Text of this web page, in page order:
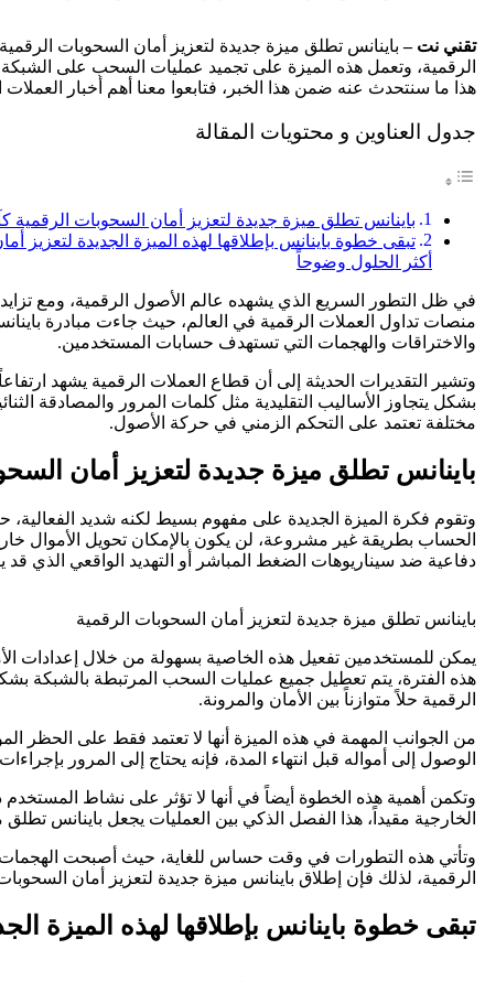
تقني نت – باينانس تطلق ميزة جديدة لتعزيز أمان السحوبات
الرقمية، وتعمل هذه الميزة على تجميد عمليات السحب على
هذا ما سنتحدث عنه ضمن هذا الخبر، فتابعوا معنا أهم أخبار العملات
جدول العناوين و محتويات المقالة
باينانس تطلق ميزة جديدة لتعزيز أمان السحوبات الرقمية
تبقى خطوة باينانس بإطلاقها لهذه الميزة الجديدة لتعزيز
أكثر الحلول وضوحاً
في ظل التطور السريع الذي يشهده عالم الأصول الرقمية، ومع
منصات تداول العملات الرقمية في العالم، حيث جاءت مبادرة
والاختراقات والهجمات التي تستهدف حسابات المستخدمين.
بشكل يتجاوز الأساليب التقليدية مثل كلمات المرور والمصادقة
مختلفة تعتمد على التحكم الزمني في حركة الأصول.
باينانس تطلق ميزة جديدة لتعزيز أمان
وتقوم فكرة الميزة الجديدة على مفهوم بسيط لكنه شديد
الحساب بطريقة غير مشروعة، لن يكون بالإمكان تحويل الأموال
دفاعية ضد سيناريوهات الضغط المباشر أو التهديد الواقعي الذي
باينانس تطلق ميزة جديدة لتعزيز أمان السحوبات الرقمية
هذه الفترة، يتم تعطيل جميع عمليات السحب المرتبطة بالشبكة
الرقمية حلاً متوازناً بين الأمان والمرونة.
من الجوانب المهمة في هذه الميزة أنها لا تعتمد فقط على
الوصول إلى أمواله قبل انتهاء المدة، فإنه يحتاج إلى المرور
وتكمن أهمية هذه الخطوة أيضاً في أنها لا تؤثر على نشاط
الخارجية مقيداً، هذا الفصل الذكي بين العمليات يجعل باينانس
وتأتي هذه التطورات في وقت حساس للغاية، حيث أصبحت
الرقمية، لذلك فإن إطلاق باينانس ميزة جديدة لتعزيز أمان
تبقى خطوة باينانس بإطلاقها لهذه الميزة